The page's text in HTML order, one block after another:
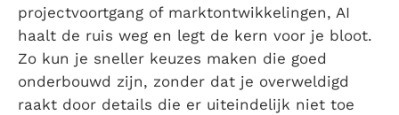
projectvoortgang of marktontwikkelingen, AI
haalt de ruis weg en legt de kern voor je bloot.
Zo kun je sneller keuzes maken die goed
onderbouwd zijn, zonder dat je overweldigd
raakt door details die er uiteindelijk niet toe